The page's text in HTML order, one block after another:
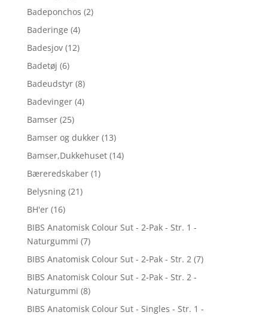
Badeponchos (2)
Baderinge (4)
Badesjov (12)
Badetøj (6)
Badeudstyr (8)
Badevinger (4)
Bamser (25)
Bamser og dukker (13)
Bamser,Dukkehuset (14)
Bæreredskaber (1)
Belysning (21)
BH'er (16)
BIBS Anatomisk Colour Sut - 2-Pak - Str. 1 -
Naturgummi (7)
BIBS Anatomisk Colour Sut - 2-Pak - Str. 2 (7)
BIBS Anatomisk Colour Sut - 2-Pak - Str. 2 -
Naturgummi (8)
BIBS Anatomisk Colour Sut - Singles - Str. 1 -